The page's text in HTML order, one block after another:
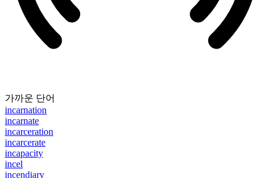
가까운 단어
incarnation
incarnate
incarceration
incarcerate
incapacity
incel
incendiary